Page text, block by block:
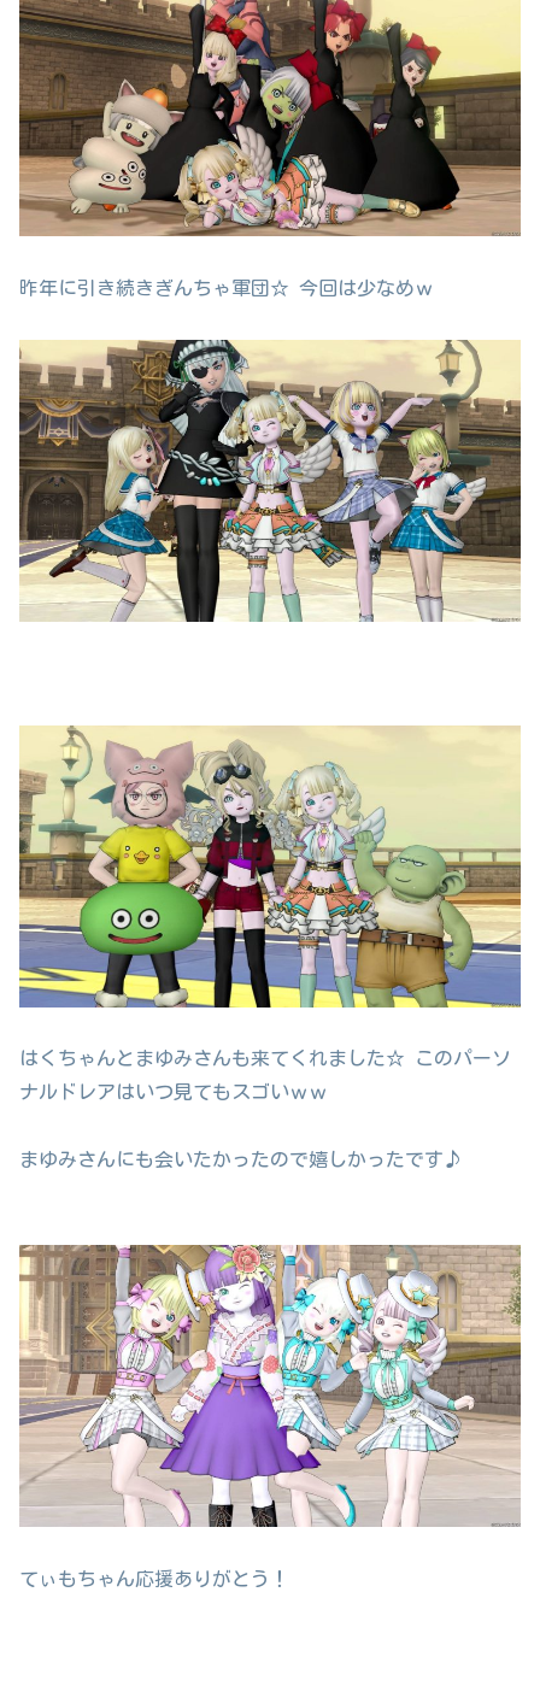
昨年に引き続きぎんちゃ軍団☆ 今回は少なめｗ
はくちゃんとまゆみさんも来てくれました☆ このパーソ
ナルドレアはいつ見てもスゴいｗｗ
まゆみさんにも会いたかったので嬉しかったです♪
てぃもちゃん応援ありがとう！